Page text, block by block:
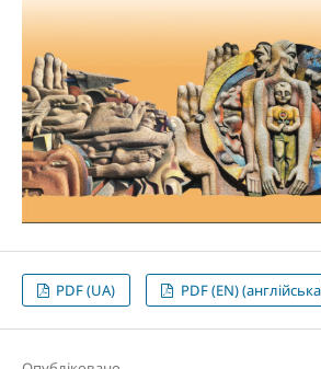
PDF (UA) PDF (EN)